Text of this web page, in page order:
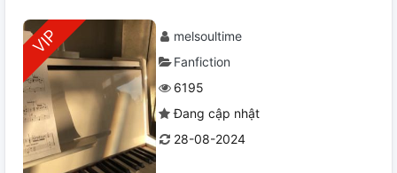
melsoultime
Fanfiction
6195
Đang cập nhật
28-08-2024